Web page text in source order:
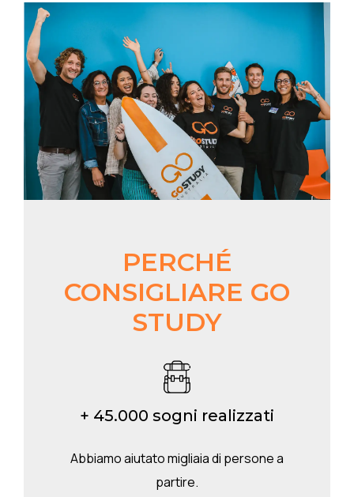
PERCHÉ
CONSIGLIARE GO
STUDY
+ 45.000 sogni realizzati
Abbiamo aiutato migliaia di persone a
partire.